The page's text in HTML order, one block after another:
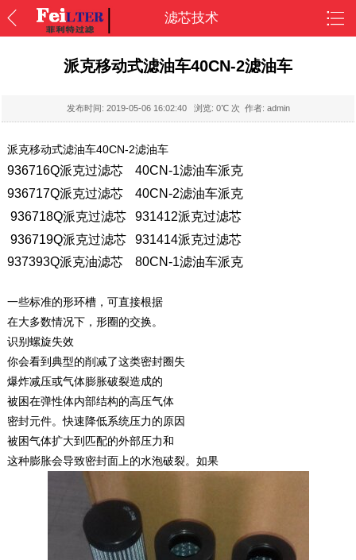
滤芯技术
派克移动式滤油车40CN-2滤油车
发布时间: 2019-05-06 16:02:40浏览: 0℃ 次 作者: admin
派克移动式滤油车40CN-2滤油车
936716Q派克过滤芯
40CN-1滤油车派克
936717Q派克过滤芯
40CN-2滤油车派克
936718Q派克过滤芯
931412派克过滤芯
936719Q派克过滤芯
931414派克过滤芯
937393Q派克油滤芯
80CN-1滤油车派克
一些标准的形环槽，可直接根据
在大多数情况下，形圈的交换。
识别螺旋失效
你会看到典型的削减了这类密封圈失
爆炸减压或气体膨胀破裂造成的
被困在弹性体内部结构的高压气体
密封元件。快速降低系统压力的原因
被困气体扩大到匹配的外部压力和
这种膨胀会导致密封面上的水泡破裂。如果